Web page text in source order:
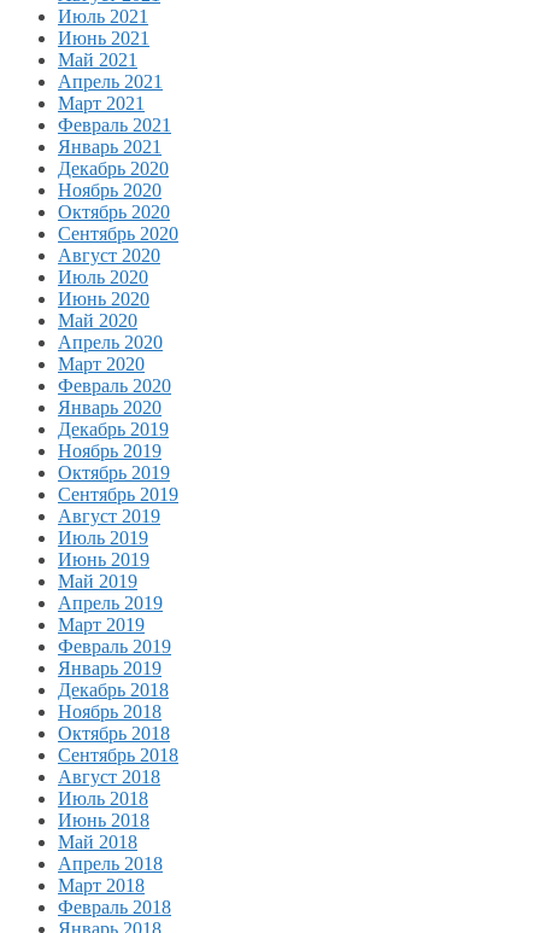
Июль 2021
Июнь 2021
Май 2021
Апрель 2021
Март 2021
Февраль 2021
Январь 2021
Декабрь 2020
Ноябрь 2020
Октябрь 2020
Сентябрь 2020
Август 2020
Июль 2020
Июнь 2020
Май 2020
Апрель 2020
Март 2020
Февраль 2020
Январь 2020
Декабрь 2019
Ноябрь 2019
Октябрь 2019
Сентябрь 2019
Август 2019
Июль 2019
Июнь 2019
Май 2019
Апрель 2019
Март 2019
Февраль 2019
Январь 2019
Декабрь 2018
Ноябрь 2018
Октябрь 2018
Сентябрь 2018
Август 2018
Июль 2018
Июнь 2018
Май 2018
Апрель 2018
Март 2018
Февраль 2018
Январь 2018